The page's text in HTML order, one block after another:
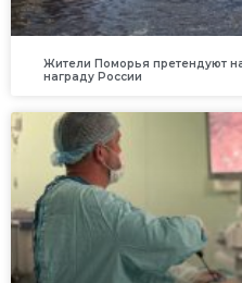
Жители Поморья претендуют
награду России